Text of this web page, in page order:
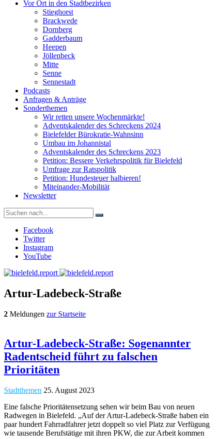
Vor Ort in den Stadtbezirken
Stieghorst
Brackwede
Dornberg
Gadderbaum
Heepen
Jöllenbeck
Mitte
Senne
Sennestadt
Podcasts
Anfragen & Anträge
Sonderthemen
Wir retten unsere Wochenmärkte!
Adventskalender des Schreckens 2024
Bielefelder Bürokratie-Wahnsinn
Umbau im Johannistal
Adventskalender des Schreckens 2023
Petition: Bessere Verkehrspolitik für Bielefeld​​
Umfrage zur Ratspolitik
Petition: Hundesteuer halbieren!
Miteinander-Mobilität
Newsletter
Suche
nach:
Facebook
Twitter
Instagram
YouTube
Artur-Ladebeck-Straße
2 Meldungen zur Startseite
​Artur-Ladebeck-Straße: Sogenannter
Radentscheid führt zu falschen
Prioritäten
Stadtthemen 25. August 2023
Eine falsche Prioritätensetzung sehen wir beim Bau von neuen
Radwegen in Bielefeld. „Auf der Artur-Ladebeck-Straße haben ein
paar hundert Fahrradfahrer jetzt doppelt so viel Platz zur Verfügung
wie tausende Berufstätige mit ihren PKW, die zur Arbeit kommen